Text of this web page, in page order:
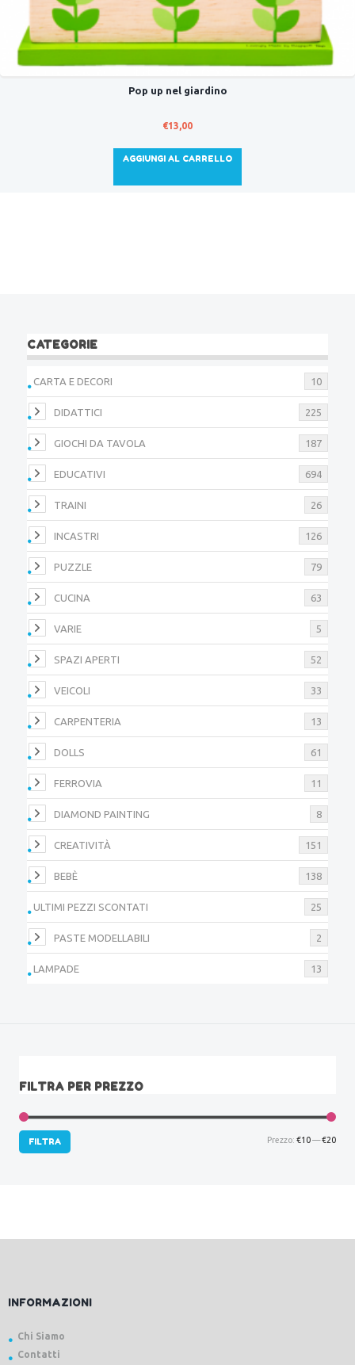
Pop up nel giardino
€13,00
AGGIUNGI AL CARRELLO
CATEGORIE
CARTA E DECORI 10
DIDATTICI 225
GIOCHI DA TAVOLA 187
EDUCATIVI 694
TRAINI 26
INCASTRI 126
PUZZLE 79
CUCINA 63
VARIE 5
SPAZI APERTI 52
VEICOLI 33
CARPENTERIA 13
DOLLS 61
FERROVIA 11
DIAMOND PAINTING 8
CREATIVITÀ 151
BEBÈ 138
ULTIMI PEZZI SCONTATI 25
PASTE MODELLABILI 2
LAMPADE 13
FILTRA PER PREZZO
FILTRA Prezzo: €10—€20
INFORMAZIONI
Chi Siamo
Contatti